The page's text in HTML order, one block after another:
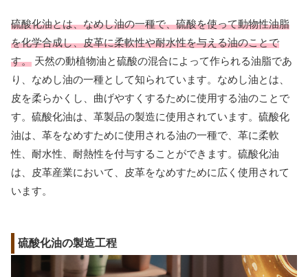
硫酸化油とは、なめし油の一種で、硫酸を使って動物性油脂
を化学合成し、皮革に柔軟性や耐水性を与える油のことで
す。 天然の動植物油と硫酸の混合によって作られる油脂であ
り、なめし油の一種として知られています。なめし油とは、
皮を柔らかくし、曲げやすくするために使用する油のことで
す。硫酸化油は、革製品の製造に使用されています。硫酸化
油は、革をなめすために使用される油の一種で、革に柔軟
性、耐水性、耐熱性を付与することができます。硫酸化油
は、皮革産業において、皮革をなめすために広く使用されて
います。
硫酸化油の製造工程